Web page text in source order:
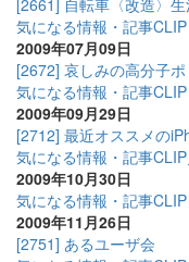
[2661] 自転車〈改造〉
気になる情報・記事CLIP
2009年07月09日
[2672] 哀しみの高分子
気になる情報・記事CLIP
2009年09月29日
[2712] 最近オススメの
気になる情報・記事
2009年10月30日
気になる情報・記事
2009年11月26日
[2751] あるユーザ会